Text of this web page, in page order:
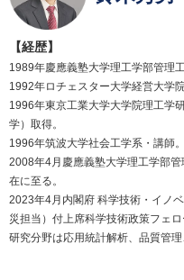
【経歴】
1989年慶應義塾大学理工学部管理工
1992年ロチェスター大学経営大学
1996年東京工業大学大学院理工学
学）取得。
1996年筑波大学社会工学系・講師
2008年4月慶應義塾大学理工学部
在に至る。
2023年4月内閣府 科学技術・イノ
災担当）付上席科学技術政策フェロ
研究分野は応用統計解析、品質管理